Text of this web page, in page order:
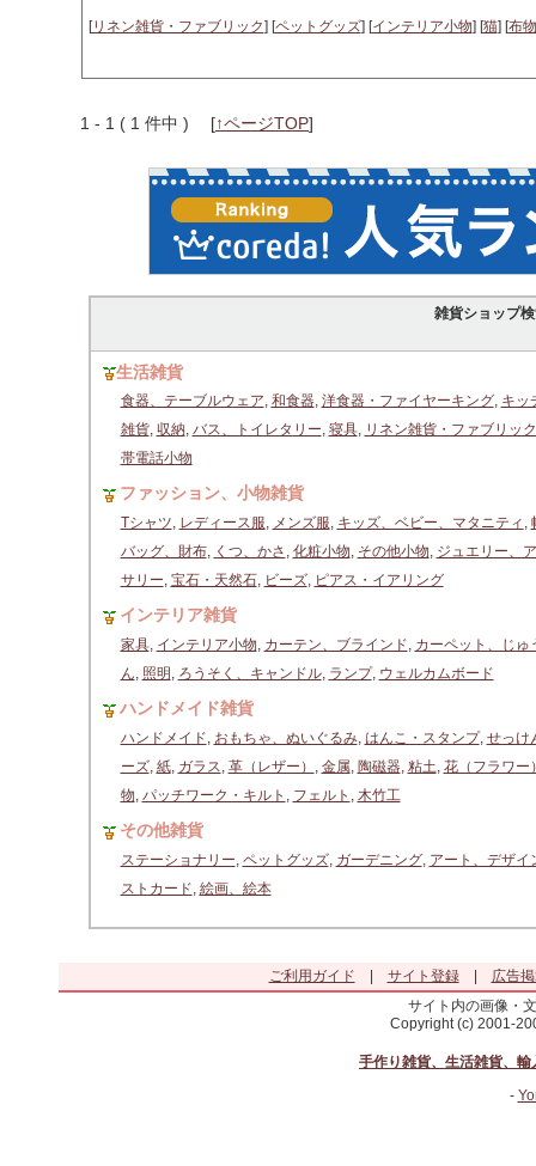
[リネン雑貨・ファブリック] [ペットグッズ] [インテリア小物] [猫] [布物
1 - 1 ( 1 件中 ) [↑ページTOP]
雑貨ショップ
生活雑貨
食器、テーブルウェア, 和食器, 洋食器・ファイヤーキング, キッ
雑貨, 収納, バス、トイレタリー, 寝具, リネン雑貨・ファブリック
帯電話小物
ファッション、小物雑貨
Tシャツ, レディース服, メンズ服, キッズ、ベビー、マタニティ ,
バッグ、財布, くつ、かさ , 化粧小物, その他小物, ジュエリー、
サリー, 宝石・天然石, ビーズ, ピアス・イアリング
インテリア雑貨
家具, インテリア小物, カーテン、ブラインド, カーペット、じゅ
ん, 照明 , ろうそく、キャンドル, ランプ, ウェルカムボード
ハンドメイド雑貨
ハンドメイド, おもちゃ、ぬいぐるみ, はんこ・スタンプ, せっけ
ーズ, 紙, ガラス, 革（レザー） , 金属, 陶磁器, 粘土, 花（フラワー
物, パッチワーク・キルト , フェルト , 木竹工
その他雑貨
ステーショナリー, ペットグッズ, ガーデニング, アート、デザイ
ストカード, 絵画、絵本
ご利用ガイド サイト登録|
広告
サイト内の画像・
Copyright (c) 2001-
手作り雑貨、生活雑貨、
-